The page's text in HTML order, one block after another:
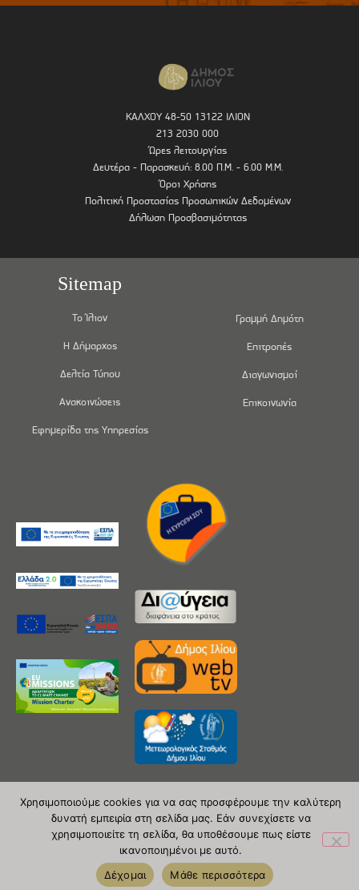
ΚΑΛΧΟΥ 48-50 13122 ΙΛΙΟΝ
213 2030 000
Ώρες λειτουργίας
Δευτέρα - Παρασκευή: 8.00 Π.Μ. - 6.00 Μ.Μ.
Όροι Χρήσης
Πολιτική Προστασίας Προσωπικών Δεδομένων
Δήλωση Προσβασιμότητας
Sitemap
Το Ίλιον
Η Δήμαρχος
Δελτία Τύπου
Ανακοινώσεις
Εφημερίδα της Υπηρεσίας
Γραμμή Δημότη
Επιτροπές
Διαγωνισμοί
Επικοινωνία
Copyright 2020 © Δήμος Ιλίου
| powered by Evolutionprojects
Χρησιμοποιούμε cookies για να σας προσφέρουμε την καλύτερη
δυνατή εμπειρία στη σελίδα μας. Εάν συνεχίσετε να
χρησιμοποιείτε τη σελίδα, θα υποθέσουμε πως είστε
ικανοποιημένοι με αυτό.
Δέχομαι
Μάθε περισσότερα